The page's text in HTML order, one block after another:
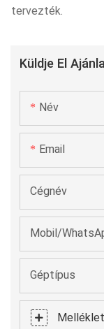
Küldje El
Név
Email
Cégnév
Mobil/
Géptípus
tervezték.